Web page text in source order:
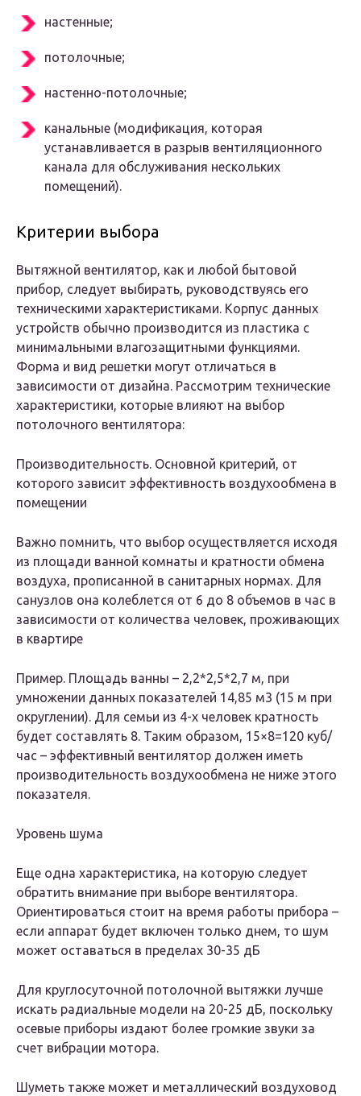
настенные;
потолочные;
настенно-потолочные;
канальные (модификация, которая
устанавливается в разрыв вентиляционного
канала для обслуживания нескольких
помещений).
Критерии выбора
Вытяжной вентилятор, как и любой бытовой
прибор, следует выбирать, руководствуясь его
техническими характеристиками. Корпус данных
устройств обычно производится из пластика с
минимальными влагозащитными функциями.
Форма и вид решетки могут отличаться в
зависимости от дизайна. Рассмотрим технические
характеристики, которые влияют на выбор
потолочного вентилятора:
Производительность. Основной критерий, от
которого зависит эффективность воздухообмена в
помещении
Важно помнить, что выбор осуществляется исходя
из площади ванной комнаты и кратности обмена
воздуха, прописанной в санитарных нормах. Для
санузлов она колеблется от 6 до 8 объемов в час в
зависимости от количества человек, проживающих
в квартире
Пример. Площадь ванны – 2,2*2,5*2,7 м, при
умножении данных показателей 14,85 м3 (15 м при
округлении). Для семьи из 4-х человек кратность
будет составлять 8. Таким образом, 15×8=120 куб/
час – эффективный вентилятор должен иметь
производительность воздухообмена не ниже этого
показателя.
Уровень шума
Еще одна характеристика, на которую следует
обратить внимание при выборе вентилятора.
Ориентироваться стоит на время работы прибора –
если аппарат будет включен только днем, то шум
может оставаться в пределах 30-35 дБ
Для круглосуточной потолочной вытяжки лучше
искать радиальные модели на 20-25 дБ, поскольку
осевые приборы издают более громкие звуки за
счет вибрации мотора.
Шуметь также может и металлический воздуховод